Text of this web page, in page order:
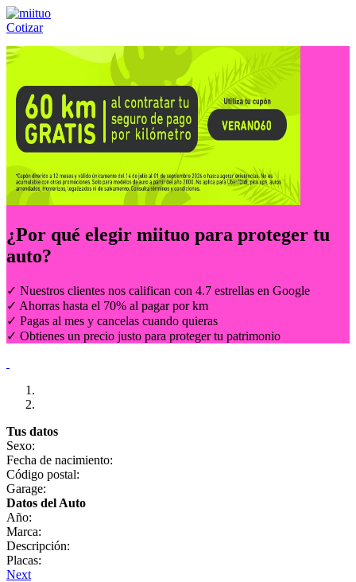
Cotizar
Llámanos al:(55) 84-21-05-00 ó
¿Por qué elegir miituo para proteger tu
auto?
✓ Nuestros clientes nos califican con 4.7 estrellas en Google
✓ Ahorras hasta el 70% al pagar por km
✓ Pagas al mes y cancelas cuando quieras
✓ Obtienes un precio justo para proteger tu patrimonio
Tus datos
Sexo:
Fecha de nacimiento:
Código postal:
Garage:
Datos del Auto
Año:
Marca:
Descripción:
Placas:
Next